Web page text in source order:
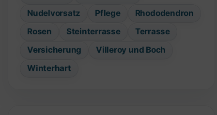
Nudelvorsatz
Pflege
Rhododendron
Rosen
Steinterrasse
Terrasse
Versicherung
Villeroy und Boch
Winterhart